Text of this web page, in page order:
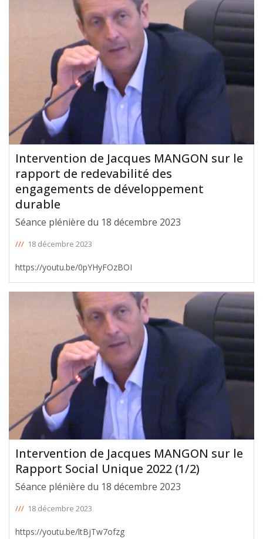
Intervention de Jacques MANGON sur le
rapport de redevabilité des
engagements de développement
durable
Séance plénière du 18 décembre 2023
/// 18 décembre 2023
https://youtu.be/0pYHyFOzBOI
Intervention de Jacques MANGON sur le
Rapport Social Unique 2022 (1/2)
Séance plénière du 18 décembre 2023
/// 18 décembre 2023
https://youtu.be/ltBjTw7ofzg